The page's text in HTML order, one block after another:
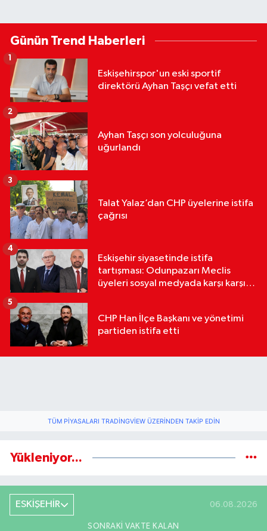
Günün Trend Haberleri
Eskişehirspor'un eski sportif
direktörü Ayhan Taşçı vefat etti
1
Ayhan Taşçı son yolculuğuna
uğurlandı
2
Talat Yalaz’dan CHP üyelerine istifa
çağrısı
3
Eskişehir siyasetinde istifa
tartışması: Odunpazarı Meclis
üyeleri sosyal medyada karşı karşıya
4
CHP Han İlçe Başkanı ve yönetimi
partiden istifa etti
5
TÜM PIYASALARI TRADINGVIEW ÜZERINDEN TAKIP EDIN
Yükleniyor...
ESKİŞEHİR 06.08.2026
SONRAKI VAKTE KALAN